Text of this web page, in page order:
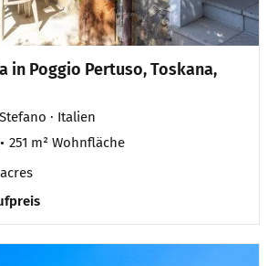
in Poggio Pertuso, Toskana,
· Italien
251 m² Wohnfläche